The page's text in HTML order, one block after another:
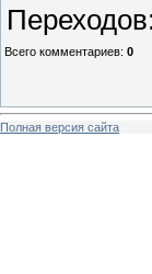
Переходов:
Всего комментариев: 0
Полная версия сайта